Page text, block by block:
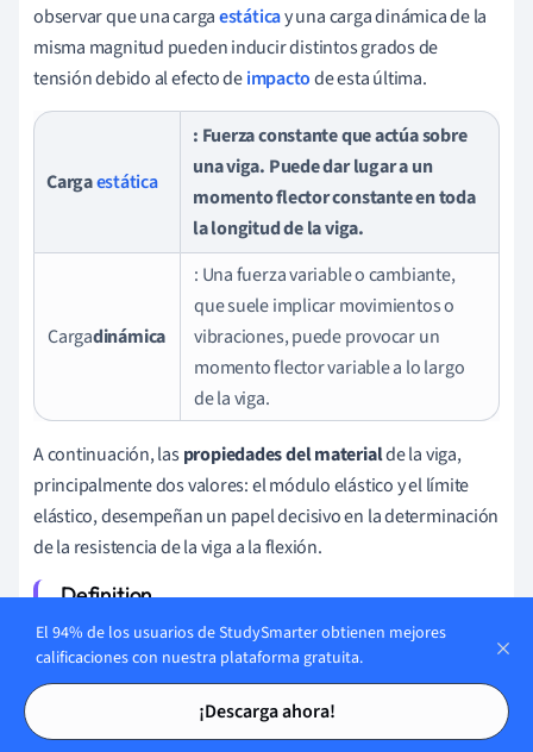
Tarjetas de estudio
Tarjetas de estudio
observar que una cargaestáticay una carga dinámica de la
misma magnitud pueden inducir distintos grados de
tensión debido al efecto deimpactode esta última.
Cargaestática
: Fuerza constante que actúa sobre
una viga. Puede dar lugar a un
momento flector constante en toda
la longitud de la viga.
Cargadinámica
: Una fuerza variable o cambiante,
que suele implicar movimientos o
vibraciones, puede provocar un
momento flector variable a lo largo
de la viga.
A continuación, laspropiedades del materialde la viga,
principalmente dos valores: el módulo elástico y el límite
elástico, desempeñan un papel decisivo en la determinación
de la resistencia de la viga a la flexión.
El móduloelástico, o módulo de Young, significa la
capacidad de un material para deformarse bajo tensión
y volver a su forma original una vez eliminada la tensión.
Un módulo elástico más alto corresponde a un material
El 94% de los usuarios de StudySmarter obtienen mejores
calificaciones con nuestra plataforma gratuita.
¡Descarga ahora!